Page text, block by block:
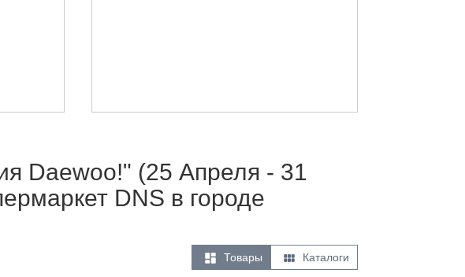
Daewoo!" (25 Апреля - 31
DNS в городе
 Товары  Каталоги